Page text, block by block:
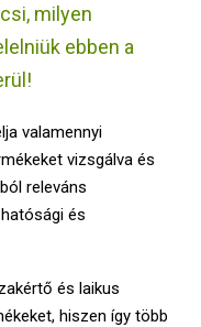
milyen
ebben a
valamennyi
vizsgálva és
releváns
és
és laikus
hiszen így több